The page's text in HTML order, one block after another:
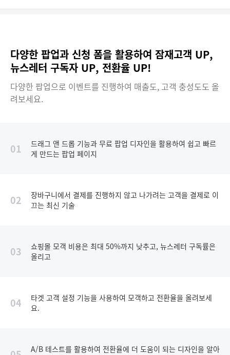
다양한 팝업과 신청 폼을 활용하여 잠재고객 UP,
뉴스레터 구독자 UP, 전환율 UP!
다양한 팝업으로 이벤트를 진행하여 매출도, 고객 충성도도 올
려보세요.
01
드래그 앤 드롭 기능과 무료 팝업 디자인을 활용하여 쉽고 빠르
게 만드는 팝업 페이지
02
장바구니에서 결제를 진행하지 않고 나가려는 고객을 결제로 이
끄는 최신 기술
03
쇼핑몰 모객 비용은 최대 50%까지 낮추고, 뉴스레터 구독률은
올리고
04
타겟 고객 설정 기능을 사용하여 모객하고 전환율을 올려보세
요.
A/B 테스트를 활용하여 전환율에 더 도움이 되는 디자인을 알아